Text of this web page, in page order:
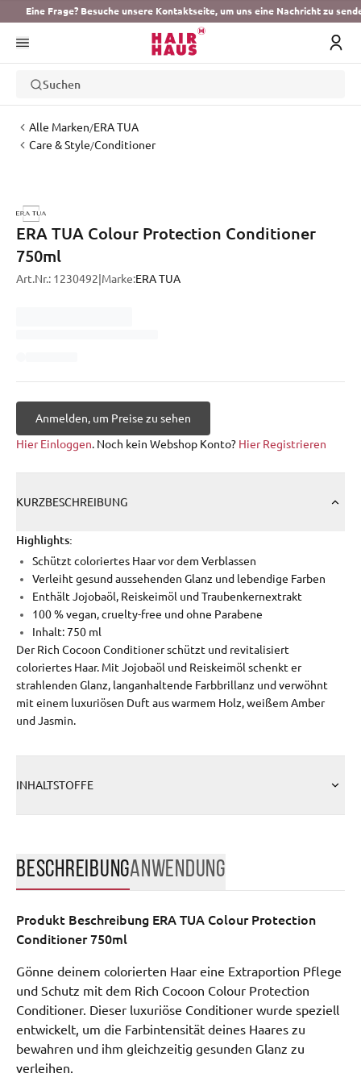
Eine Frage? Besuche unsere Kontaktseite, um uns eine Nachricht zu
Suchen
Alle Marken/ERA TUA
Care & Style/Conditioner
ERA TUA Colour Protection Conditioner
750ml
Art.Nr.: 1230492 Marke:ERA TUA
Anmelden, um Preise zu sehen
Hier Einloggen. Noch kein Webshop Konto? Hier Registrieren
KURZBESCHREIBUNG
Highlights:
Schützt coloriertes Haar vor dem Verblassen
Verleiht gesund aussehenden Glanz und lebendige Farben
Enthält Jojobaöl, Reiskeimöl und Traubenkernextrakt
100 % vegan, cruelty-free und ohne Parabene
Inhalt: 750 ml
Der Rich Cocoon Conditioner schützt und revitalisiert
coloriertes Haar. Mit Jojobaöl und Reiskeimöl schenkt er
strahlenden Glanz, langanhaltende Farbbrillanz und verwöhnt
mit einem luxuriösen Duft aus warmem Holz, weißem Amber
und Jasmin.
INHALTSTOFFE
BESCHREIBUNGANWENDUNG
Produkt Beschreibung ERA TUA Colour Protection
Conditioner 750ml
Gönne deinem colorierten Haar eine Extraportion Pflege
und Schutz mit dem Rich Cocoon Colour Protection
Conditioner. Dieser luxuriöse Conditioner wurde speziell
entwickelt, um die Farbintensität deines Haares zu
bewahren und ihm gleichzeitig gesunden Glanz zu
verleihen.